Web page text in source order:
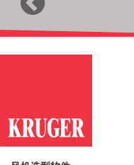
Previous